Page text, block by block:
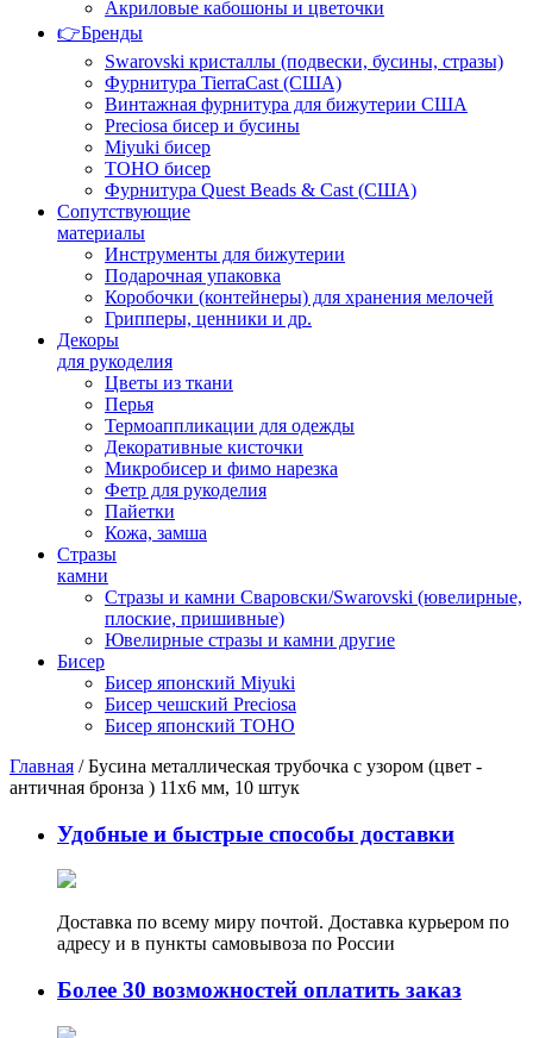
Акриловые кабошоны и цветочки
👉Бренды
Swarovski кристаллы (подвески, бусины, стразы)
Фурнитура TierraCast (США)
Винтажная фурнитура для бижутерии США
Preciosa бисер и бусины
Miyuki бисер
TOHO бисер
Фурнитура Quest Beads & Cast (США)
Сопутствующие
материалы
Инструменты для бижутерии
Подарочная упаковка
Коробочки (контейнеры) для хранения мелочей
Грипперы, ценники и др.
Декоры
для рукоделия
Цветы из ткани
Перья
Термоаппликации для одежды
Декоративные кисточки
Микробисер и фимо нарезка
Фетр для рукоделия
Пайетки
Кожа, замша
Стразы
камни
Стразы и камни Сваровски/Swarovski (ювелирные,
плоские, пришивные)
Ювелирные стразы и камни другие
Бисер
Бисер японский Miyuki
Бисер чешский Preciosa
Бисер японский TOHO
Главная /Бусина металлическая трубочка с узором (цвет -
античная бронза ) 11х6 мм, 10 штук
Удобные и быстрые способы доставки
Доставка по всему миру почтой. Доставка курьером по
адресу и в пункты самовывоза по России
Более 30 возможностей оплатить заказ